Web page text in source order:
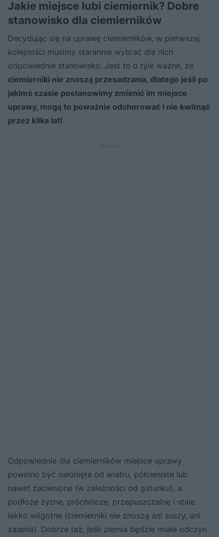
Jakie miejsce lubi ciemiernik? Dobre
stanowisko dla ciemierników
Decydując się na uprawę ciemierników, w pierwszej
kolejności musimy starannie wybrać dla nich
odpowiednie stanowisko. Jest to o tyle ważne, że
ciemierniki nie znoszą przesadzania, dlatego jeśli po
jakimś czasie postanowimy zmienić im miejsce
uprawy, mogą to poważnie odchorować i nie kwitnąć
przez kilka lat!
Odpowiednie dla ciemierników miejsce uprawy
powinno być osłonięte od wiatru, półcieniste lub
nawet zacienione (w zależności od gatunku), a
podłoże żyzne, próchnicze, przepuszczalne i stale
lekko wilgotne (ciemierniki nie znoszą ani suszy, ani
zalania). Dobrze też, jeśli ziemia będzie miała odczyn